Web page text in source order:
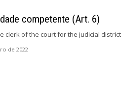
competente (Art. 6)
clerk of the court for the judicial
de 2022